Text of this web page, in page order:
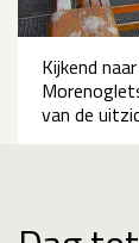
Kijkend
van de